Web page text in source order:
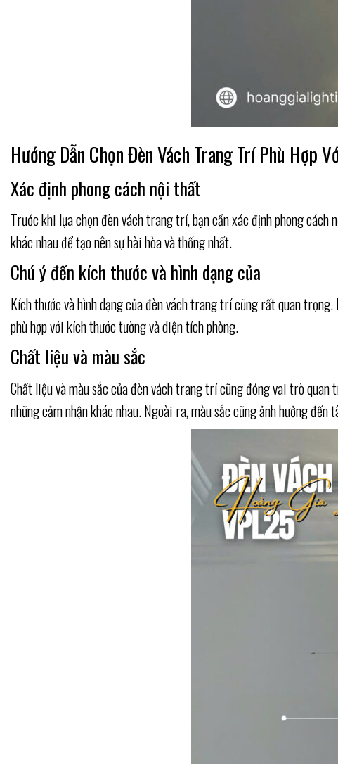
Hướng Dẫn Chọn Đèn Vách Trang Trí Phù Hợp
Xác định phong cách nội thất
Trước khi lựa chọn đèn vách trang trí, bạn cần xác định phong
khác nhau để tạo nên sự hài hòa và thống nhất.
Chú ý đến kích thước và hình dạng của
Kích thước và hình dạng của đèn vách trang trí cũng rất quan
phù hợp với kích thước tường và diện tích phòng.
Chất liệu và màu sắc
Chất liệu và màu sắc của đèn vách trang trí cũng đóng vai trò
những cảm nhận khác nhau. Ngoài ra, màu sắc cũng ảnh hưởng